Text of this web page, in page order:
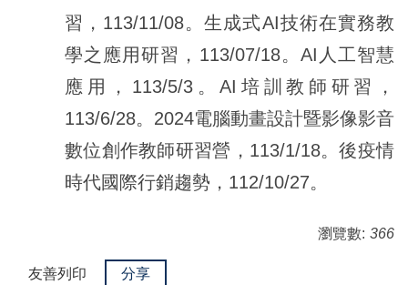
習，113/11/08。生成式AI技術在實務教
學之應用研習，113/07/18。AI人工智慧
應用，113/5/3。AI培訓教師研習，
113/6/28。2024電腦動畫設計暨影像影音
數位創作教師研習營，113/1/18。後疫情
時代國際行銷趨勢，112/10/27。
瀏覽數: 366
友善列印 分享